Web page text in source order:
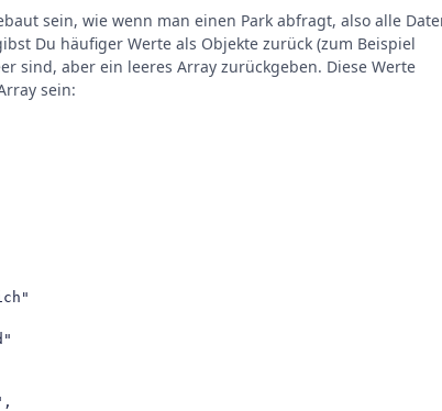
sein, wie wenn man einen Park abfragt, also alle
Du häufiger Werte als Objekte zurück (zum Beispiel
sind, aber ein leeres Array zurückgeben. Diese Werte
sein: